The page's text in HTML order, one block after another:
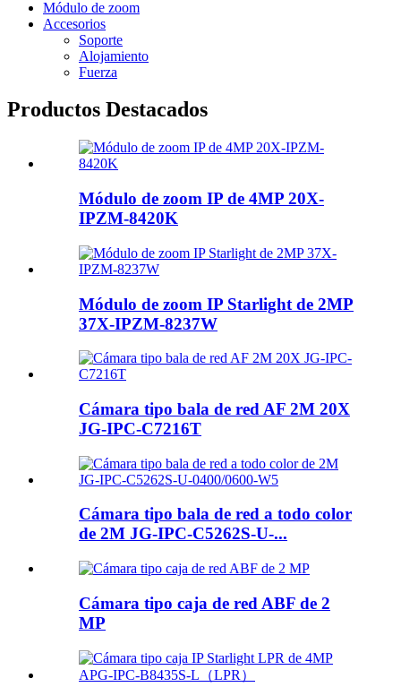
Módulo de zoom
Accesorios
Soporte
Alojamiento
Fuerza
Productos Destacados
Módulo de zoom IP de 4MP 20X-
IPZM-8420K
Módulo de zoom IP Starlight de 2MP
37X-IPZM-8237W
Cámara tipo bala de red AF 2M 20X
JG-IPC-C7216T
Cámara tipo bala de red a todo color
de 2M JG-IPC-C5262S-U-...
Cámara tipo caja de red ABF de 2
MP